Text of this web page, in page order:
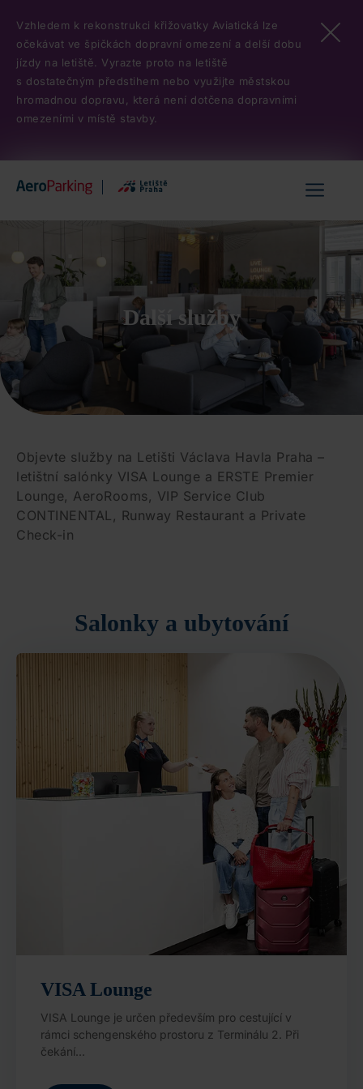
k
hlavnímu
obsahu
Vzhledem k rekonstrukci křižovatky Aviatická lze
očekávat ve špičkách dopravní omezení a delší dobu
jízdy na letiště. Vyrazte proto na letiště
s dostatečným předstihem nebo využijte městskou
hromadnou dopravu, která není dotčena dopravními
omezeními v místě stavby.
menu
Další služby
Objevte služby na Letišti Václava Havla Praha –
letištní salónky VISA Lounge a ERSTE Premier
Lounge, AeroRooms, VIP Service Club
CONTINENTAL, Runway Restaurant a Private
Check-in
Salonky a ubytování
VISA Lounge
VISA Lounge je určen především pro cestující v
rámci schengenského prostoru z Terminálu 2. Při
čekání…